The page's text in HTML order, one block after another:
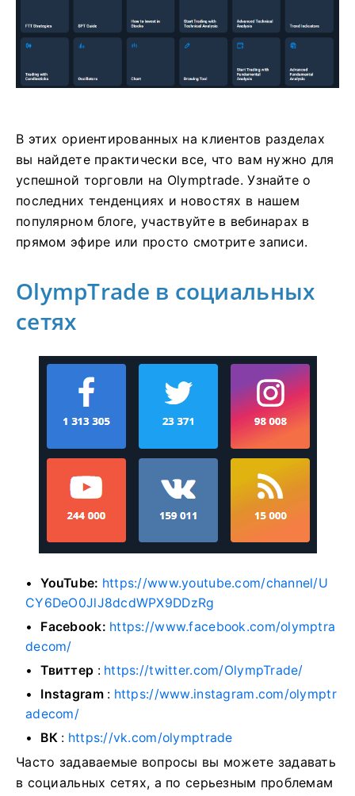
В этих ориентированных на клиентов разделах
вы найдете практически все, что вам нужно для
успешной торговли на Olymptrade. Узнайте о
последних тенденциях и новостях в нашем
популярном блоге, участвуйте в вебинарах в
прямом эфире или просто смотрите записи.
OlympTrade в социальных
сетях
YouTube: https://www.youtube.com/channel/U
CY6DeO0JlJ8dcdWPX9DDzRg
Facebook: https://www.facebook.com/olymptra
decom/
Твиттер : https://twitter.com/OlympTrade/
Instagram: https://www.instagram.com/olymptr
adecom/
ВК: https://vk.com/olymptrade
Часто задаваемые вопросы вы можете задавать
в социальных сетях, а по серьезным проблемам